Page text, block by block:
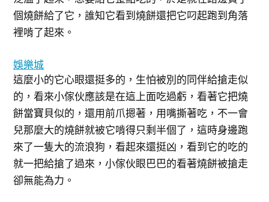
個燒餅給了它，誰知它看到燒餅還把它叼起跑到角落
裡啃了起來。
娛樂城
這麼小的它心眼還挺多的，生怕被別的同伴給搶走似
的，看來小傢伙應該是在這上面吃過虧，看著它把燒
餅當寶貝似的，還用前爪摁著，用嘴撕著吃，不一會
兒那麼大的燒餅就被它啃得只剩半個了，這時身邊跑
來了一隻大的流浪狗，看起來還挺凶，看到它的吃的
就一把給搶了過來，小傢伙眼巴巴的看著燒餅被搶走
卻無能為力。